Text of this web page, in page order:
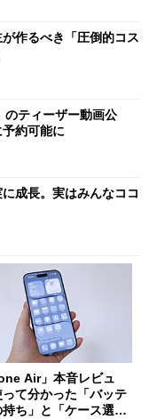
作るべき「圧倒的コス
のティーザー動画公
約可能に
成長。実はみんなココ
Air」本音レビュ
って分かった「バッテ
持ち」と「ケース選